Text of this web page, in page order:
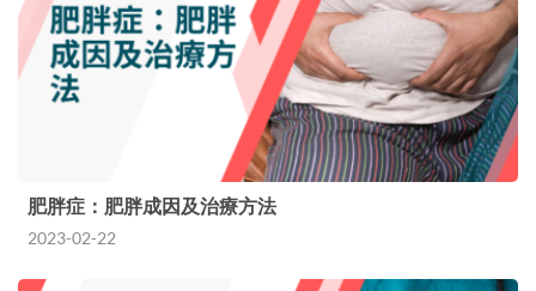
肥胖症：肥胖成因及治療方法
2023-02-22